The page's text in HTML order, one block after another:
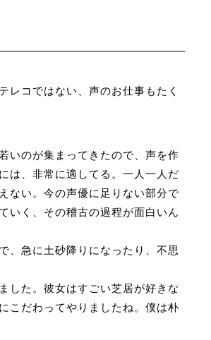
レコではない、声のお仕事もたく
いのが集まってきたので、声を作
は、非常に適してる。一人一人だ
ない。今の声優に足りない部分で
いく、その稽古の過程が面白いん
、急に土砂降りになったり、不思
した。彼女はすごい芝居が好きな
こだわってやりましたね。僕は朴